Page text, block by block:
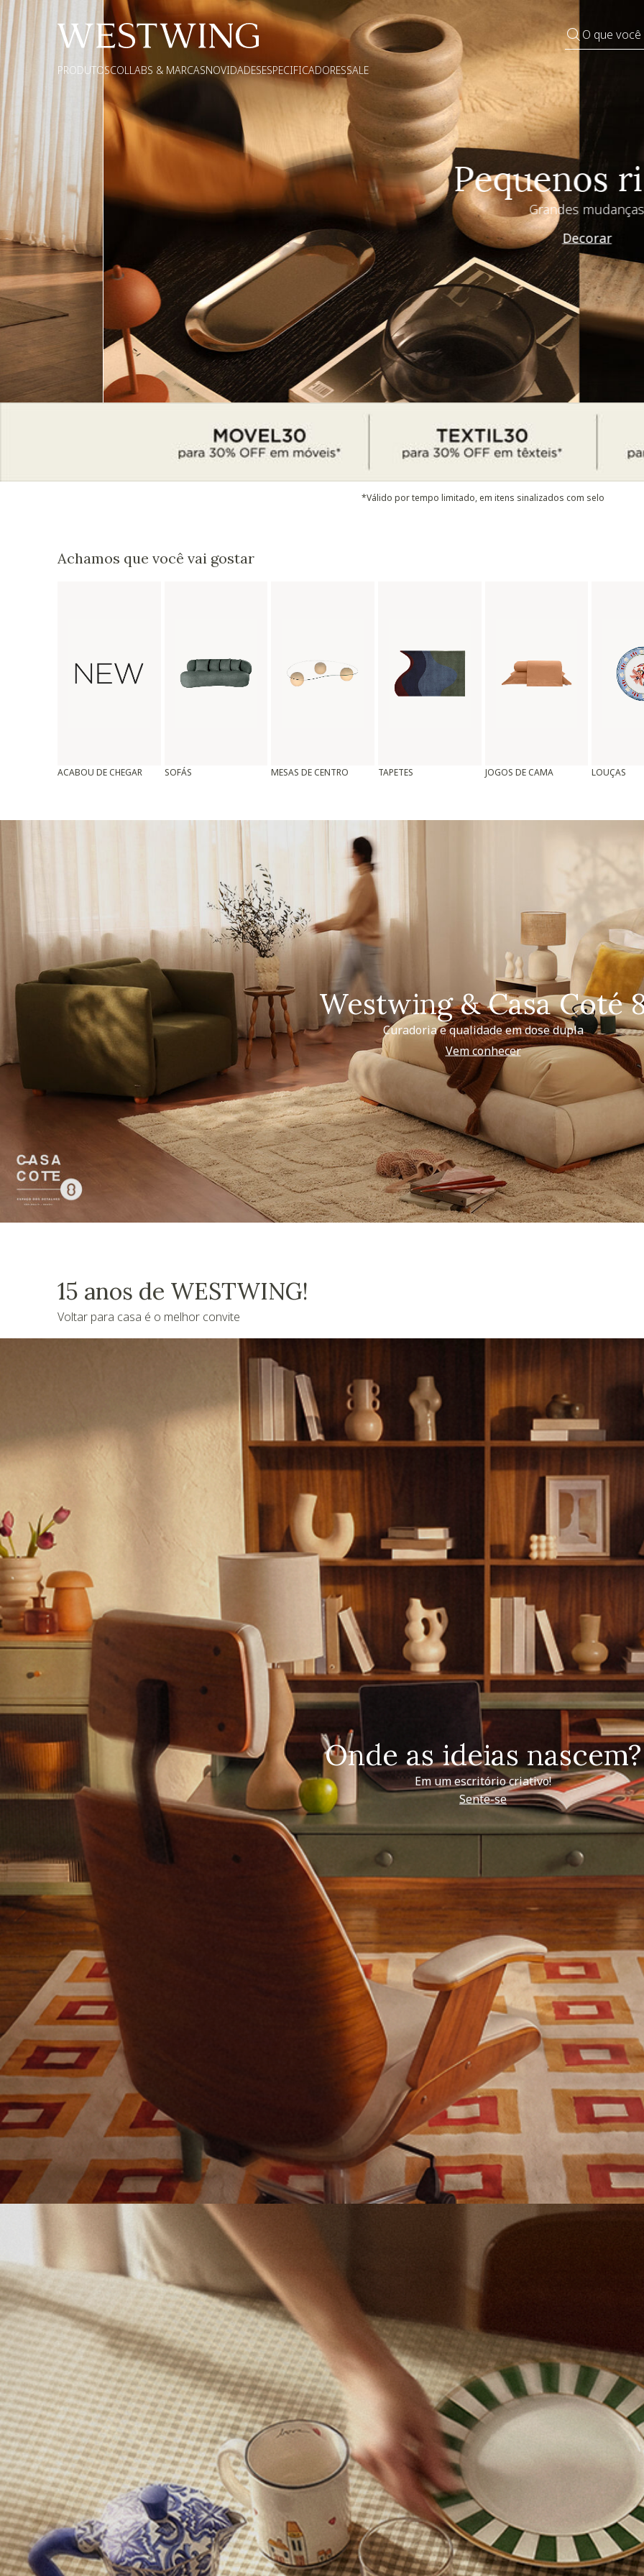
O que
PRODUTOSCOLLABS & MARCASNOVIDADESESPECIFICADORESSALE
Pequenos rituais
Grandes mudanças
Decorar
*Válido por tempo limitado, em itens sinalizados com selo
Achamos que você vai gostar
ACABOU DE CHEGAR SOFÁS MESAS DE CENTRO TAPETES JOGOS DE CAMA LOUÇAS
Westwing & Casa Coté
Curadoria e qualidade em dose dupla
Vem conhecer
15 anos de WESTWING!
Voltar para casa é o melhor convite
Onde as ideias nascem?
Em um escritório criativo!
Sente-se